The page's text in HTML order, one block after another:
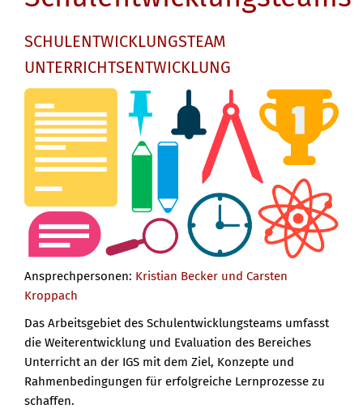
SCHULENTWICKLUNGSTEAM
UNTERRICHTSENTWICKLUNG
Ansprechpersonen: Kristian Becker und Carsten
Kroppach
Das Arbeitsgebiet des Schulentwicklungsteams umfasst
die Weiterentwicklung und Evaluation des Bereiches
Unterricht an der IGS mit dem Ziel, Konzepte und
Rahmenbedingungen für erfolgreiche Lernprozesse zu
schaffen.